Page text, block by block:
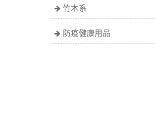
竹木系
防疫健康用品